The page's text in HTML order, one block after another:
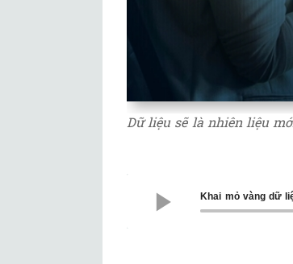
Dữ liệu sẽ là nhiên liệu
Khai mỏ vàng dữ